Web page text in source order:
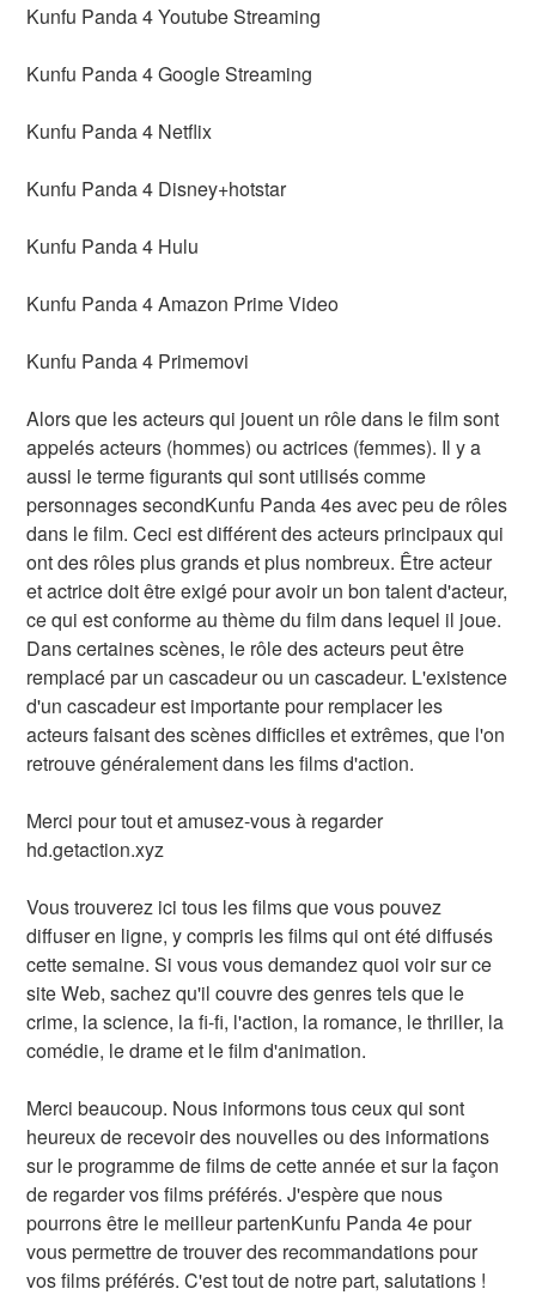
Kunfu Panda 4 Youtube Streaming
Kunfu Panda 4 Google Streaming
Kunfu Panda 4 Netflix
Kunfu Panda 4 Disney+hotstar
Kunfu Panda 4 Hulu
Kunfu Panda 4 Amazon Prime Video
Kunfu Panda 4 Primemovi
Alors que les acteurs qui jouent un rôle dans le film sont
appelés acteurs (hommes) ou actrices (femmes). Il y a
aussi le terme figurants qui sont utilisés comme
personnages secondKunfu Panda 4es avec peu de rôles
dans le film. Ceci est différent des acteurs principaux qui
ont des rôles plus grands et plus nombreux. Être acteur
et actrice doit être exigé pour avoir un bon talent d'acteur,
ce qui est conforme au thème du film dans lequel il joue.
Dans certaines scènes, le rôle des acteurs peut être
remplacé par un cascadeur ou un cascadeur. L'existence
d'un cascadeur est importante pour remplacer les
acteurs faisant des scènes difficiles et extrêmes, que l'on
retrouve généralement dans les films d'action.
Merci pour tout et amusez-vous à regarder
hd.getaction.xyz
Vous trouverez ici tous les films que vous pouvez
diffuser en ligne, y compris les films qui ont été diffusés
cette semaine. Si vous vous demandez quoi voir sur ce
site Web, sachez qu'il couvre des genres tels que le
crime, la science, la fi-fi, l'action, la romance, le thriller, la
comédie, le drame et le film d'animation.
Merci beaucoup. Nous informons tous ceux qui sont
heureux de recevoir des nouvelles ou des informations
sur le programme de films de cette année et sur la façon
de regarder vos films préférés. J'espère que nous
pourrons être le meilleur partenKunfu Panda 4e pour
vous permettre de trouver des recommandations pour
vos films préférés. C'est tout de notre part, salutations !